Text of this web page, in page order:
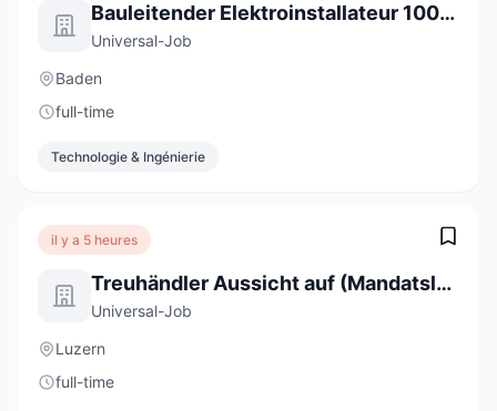
Bauleitender Elektroinstallateur 100% (m/w/d)
Universal-Job
Baden
full-time
Technologie & Ingénierie
il y a 5 heures
Treuhändler Aussicht auf (Mandatsleitung) 100% (m/w/d)
Universal-Job
Luzern
full-time